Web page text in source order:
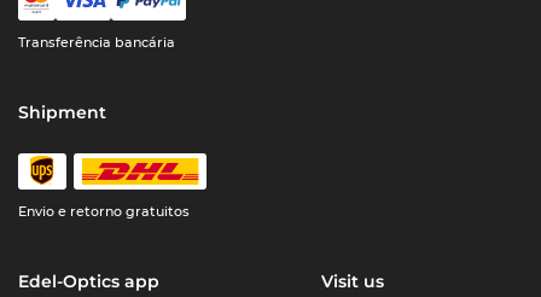
Transferência bancária
Shipment
Envio e retorno gratuitos
Edel-Optics app Visit us